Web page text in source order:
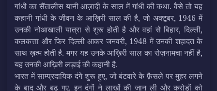
गांधी का सैंतालीस यानी आज़ादी के साल में गांधी की कथा. वैसे तो यह
कहानी गांधी के जीवन के आख़िरी साल की है, जो अक्टूबर, 1946 में
उनकी नोआखाली यात्रा से शुरू होती है और वहां से बिहार, दिल्ली,
कलकत्ता और फिर दिल्‍ली आकर जनवरी, 1948 में उनकी शहादत के
साथ ख़त्म होती है. मगर यह उनके आख़िरी साल का रोज़नामचा नहीं है,
यह उनकी आख़िरी लड़ाई की कहानी है.
भारत में साम्प्रदायिक दंगे शुरू हुए, जो बंटवारे के फ़ैसले पर मुहर लगने
के बाद और बढ़ गए. इन दंगों ने लाखों की जान ली और करोड़ों को